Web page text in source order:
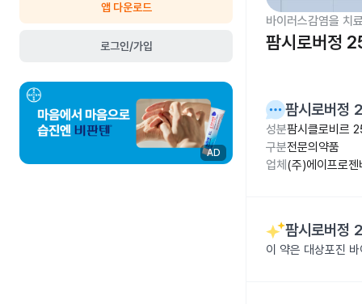
앱 다운로드
로그인/가입
AD
바이러스감염을 치
팜시로버정
팜시로버
성분팜시클로비르
구분전문의약품
업체 (주)에이프로젠
팜시로버
이 약은 대상포진